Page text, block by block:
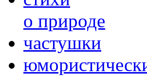
о природе
частушки